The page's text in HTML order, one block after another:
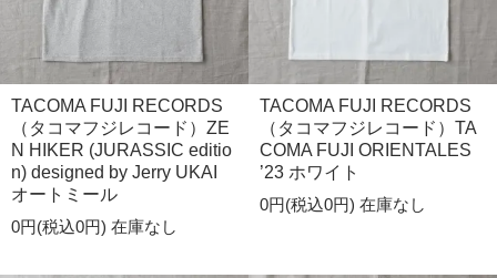
TACOMA FUJI RECORDS
（タコマフジレコード）ZE
N HIKER (JURASSIC editio
n) designed by Jerry UKAI
オートミール
0円(税込0円) 在庫なし
TACOMA FUJI RECORDS
（タコマフジレコード）TA
COMA FUJI ORIENTALES
’23 ホワイト
0円(税込0円) 在庫なし